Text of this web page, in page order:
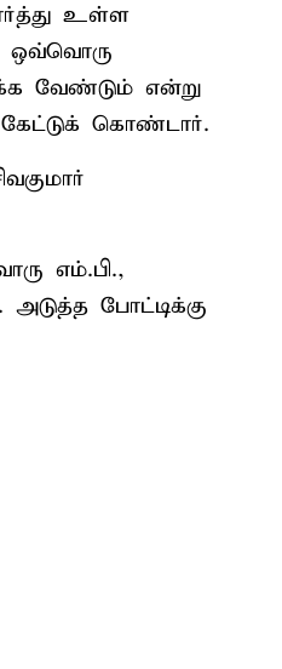
உள்ள
ஒவ்வொரு
வேண்டும் என்று
கேட்டுக் கொண்டார்.
எம்.பி.,
போட்டிக்கு